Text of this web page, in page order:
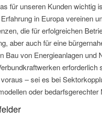
für unseren Kunden wichtig
in Europa vereinen
die für erfolgreichen
aber auch für eine
Bau von Energieanlagen und
erforderlich
– sei es bei
oder